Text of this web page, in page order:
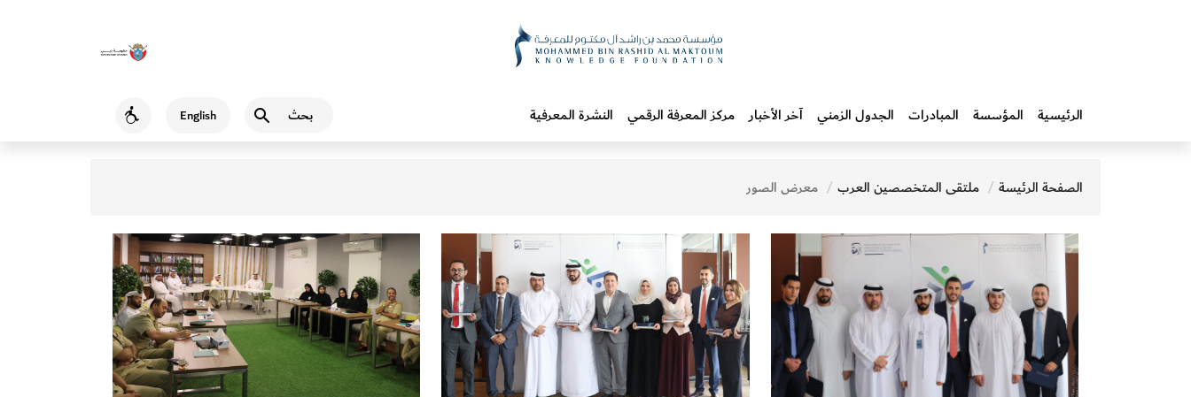
English
Accessibility الرئيسية المؤسسة المبادرات‎ الجدول الزمني آخر الأخبار مركز المعرفة الرقمي النشرة المعرفية
الصفحة الرئيسة ملتقى المتخصصين العرب معرض الصور